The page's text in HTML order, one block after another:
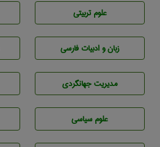
علوم تربيتی
زبان و ادبيات فارسی
مديريت جهانگردی
علوم سياسی